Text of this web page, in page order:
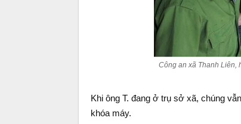
Công an xã Thanh Liên,
Khi ông T. đang ở trụ sở xã, chúng
khóa máy.